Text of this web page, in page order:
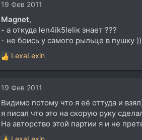
к
и
и
:
19 Фев 2011
Magnet,
- а откуда len4ik5leliк знает ???
- не боись у самого рыльце в пушку
Р
е
к
и
и
:
LexaLexin
19 Фев 2011
Видимо потому что я её оттуда и
я писал что это на скорую руку
На авторство этой партии я и не